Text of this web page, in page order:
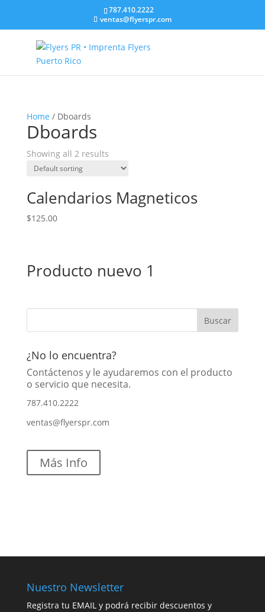
787.410.2222
ventas@flyerspr.com
Home / Dboards
Dboards
Showing all 2 results
Calendarios Magneticos
$125.00
Producto nuevo 1
¿No lo encuentra?
Contáctenos y le ayudaremos con el producto
o servicio que necesita.
787.410.2222
ventas@flyerspr.com
Más Info
Nuestro Newsletter
Registra tu EMAIL y podrá recibir descuentos y